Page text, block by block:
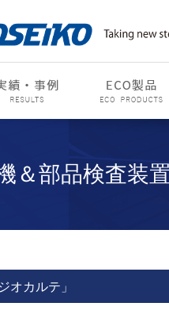
＆部品検査装
オカルテ」